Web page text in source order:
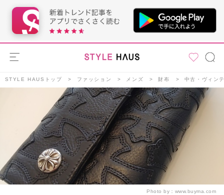
STYLE HAUSトップ ファッション メンズ 財布 中古・ヴィン
Photo by： www.buyma.com